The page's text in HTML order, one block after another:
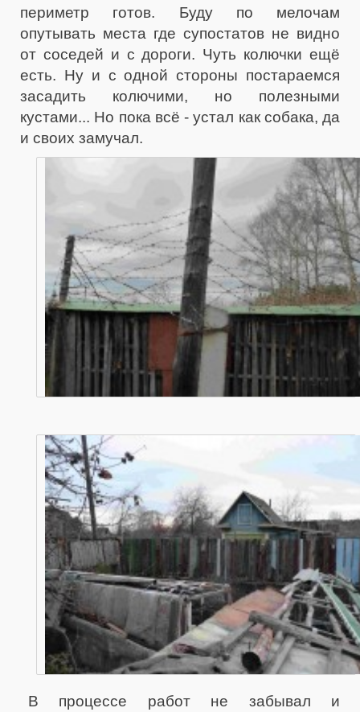
периметр готов. Буду по мелочам
опутывать места где супостатов не видно
от соседей и с дороги. Чуть колючки ещё
есть. Ну и с одной стороны постараемся
засадить колючими, но полезными
кустами... Но пока всё - устал как собака, да
и своих замучал.
В процессе работ не забывал и